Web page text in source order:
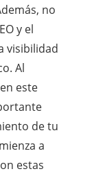
no
y el
visibilidad
Al
este
de tu
a
estas